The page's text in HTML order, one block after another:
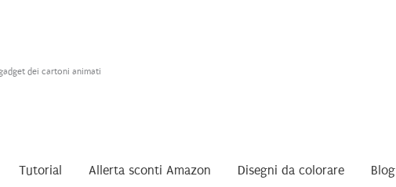
dei cartoni animati
Tutorial Allerta sconti Amazon Disegni da colorare Blog